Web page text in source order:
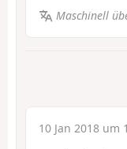
Maschinell
10 Jan 2018 um